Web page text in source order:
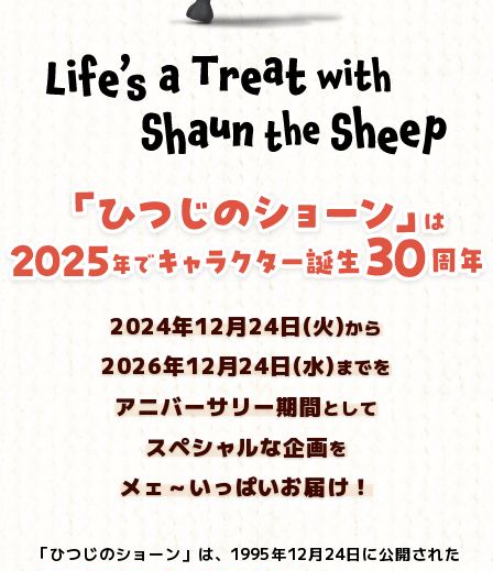
2024年12月24日(火)から
2026年12月24日(水)までを
アニバーサリー期間として
スペシャルな企画を
メェ～いっぱいお届け！
「ひつじのショーン」は、1995年12月24日に公開された